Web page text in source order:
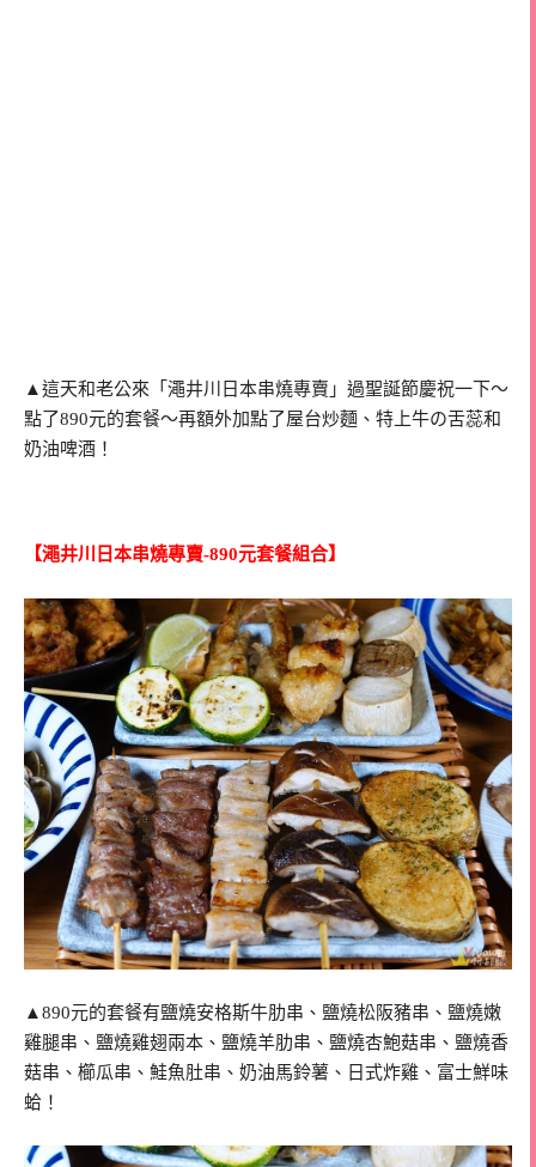
▲這天和老公來「澠井川日本串燒專賣」過聖誕節慶祝一下～
點了890元的套餐～再額外加點了屋台炒麵、特上牛の舌蕊和
奶油啤酒！
【澠井川日本串燒專賣-890元套餐組合】
▲890元的套餐有鹽燒安格斯牛肋串、鹽燒松阪豬串、鹽燒嫩
雞腿串、鹽燒雞翅兩本、鹽燒羊肋串、鹽燒杏鮑菇串、鹽燒香
菇串、櫛瓜串、鮭魚肚串、奶油馬鈴薯、日式炸雞、富士鮮味
蛤！